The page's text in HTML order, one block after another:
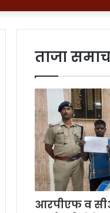
ताजा
आरपीएफ व